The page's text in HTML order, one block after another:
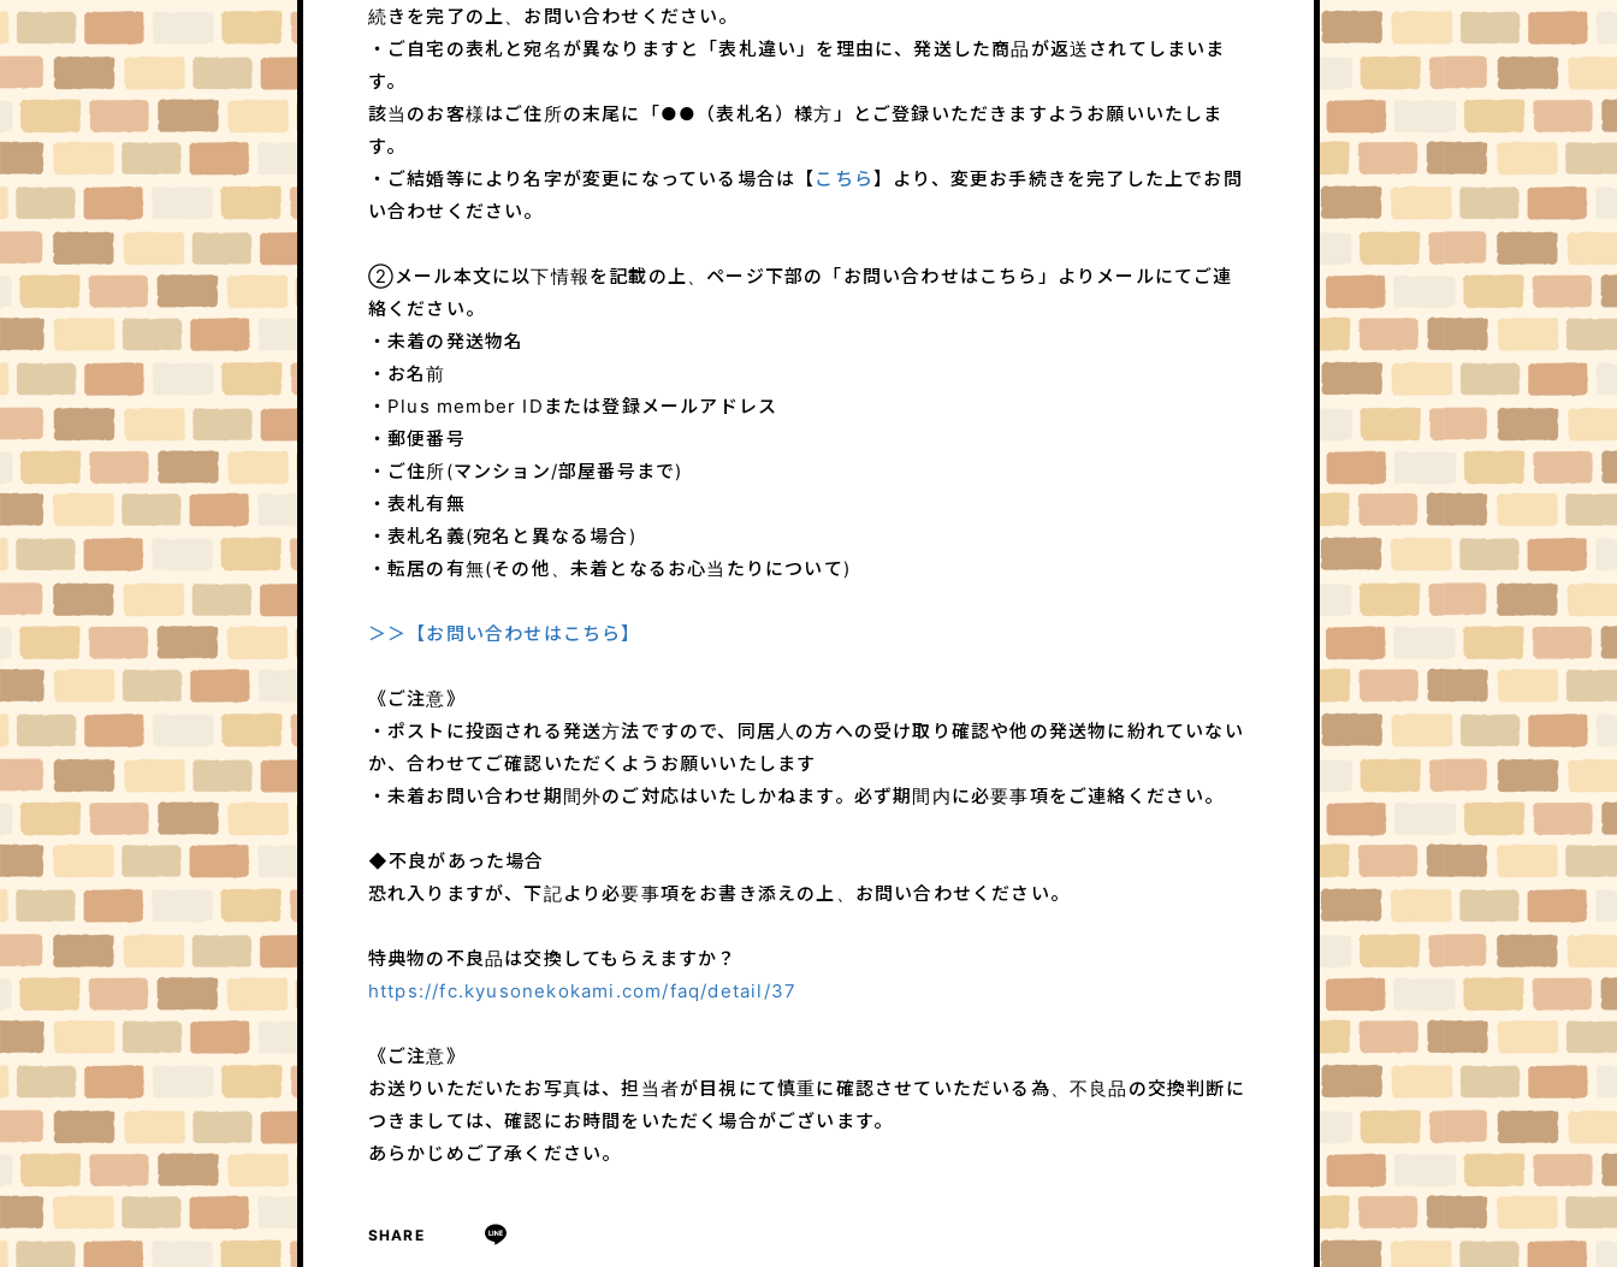
モルモットの部屋
実験室
お便り
なんでもポスト
続きを完了の上、お問い合わせください。
・ご自宅の表札と宛名が異なりますと「表札違い」を理由に、発送した商品が返送されてしまいま
す。
該当のお客様はご住所の末尾に「●●（表札名）様方」と ご登録いただきますようお願いいたしま
す。
・ご結婚等により名字が変更になっている場合は 【 こちら 】より、変更お手続きを完了した上でお問
い合わせください。
②メール本文に以下情報を記載の上、 ページ下部の「お問い合わせはこちら」よりメールにてご連
絡ください。
・未着の発送物名
・お名前
・Plus member IDまたは登録メールアドレス
・郵便番号
・ご住所(マンション/部屋番号まで)
・表札有無
・表札名義(宛名と異なる場合)
・転居の有無(その他、未着となるお心当たりについて)
＞＞【お問い合わせはこちら】
《ご注意》
・ポストに投函される発送方法ですので、
同居人の方への受け取り確認や他の発送物に紛れていない
か、合わせてご確認いただくようお願いいたします
・未着お問い合わせ期間外のご対応はいたしかねます。 必ず期間内に必要事項をご連絡ください。
◆不良があった場合
恐れ入りますが、下記より必要事項をお書き添えの上、お問い合わせください。
特典物の不良品は交換してもらえますか？
https://fc.kyusonekokami.com/faq/detail/37
《ご注意》
お送りいただいたお写真は、担当者が目視にて慎重に確認させていただいる為、 不良品の交換判断に
つきましては、確認にお時間をいただく場合がございます。
あらかじめご了承ください。
SHARE